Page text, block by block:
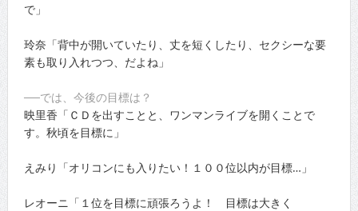
で」
玲奈「背中が開いていたり、丈を短くしたり、セクシーな要
素も取り入れつつ、だよね」
──では、今後の目標は？
映里香「ＣＤを出すことと、ワンマンライブを開くことで
す。秋頃を目標に」
えみり「オリコンにも入りたい！１００位以内が目標…」
レオーニ「１位を目標に頑張ろうよ！ 目標は大きく